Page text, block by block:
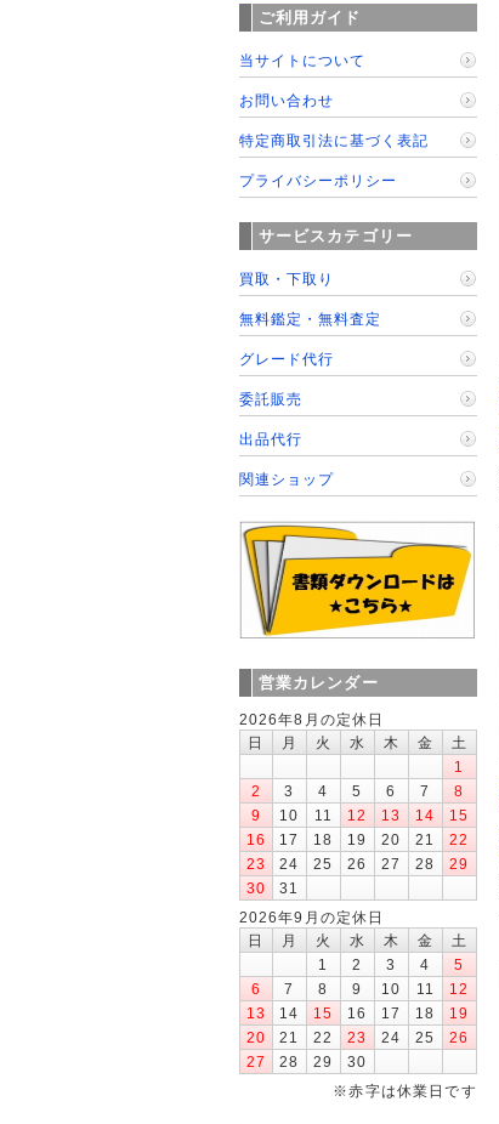
ご利用ガイド
当サイトについて
お問い合わせ
特定商取引法に基づく表記
プライバシーポリシー
サービスカテゴリー
買取・下取り
無料鑑定・無料査定
グレード代行
委託販売
出品代行
関連ショップ
営業カレンダー
2026年8月の定休日
日
月 火 水 木 金
土
1
2
3 4 5 6 7
8
9
10 11 12 13 14
15
16
17 18 19 20 21
22
23
24 25 26 27 28
29
30
31
2026年9月の定休日
日
月 火 水 木 金
土
1
2 3 4
5
6
7 8 9 10 11
12
13
14 15 16 17 18
19
20
21 22 23 24 25
26
27
28 29
30
※赤字は休業日です